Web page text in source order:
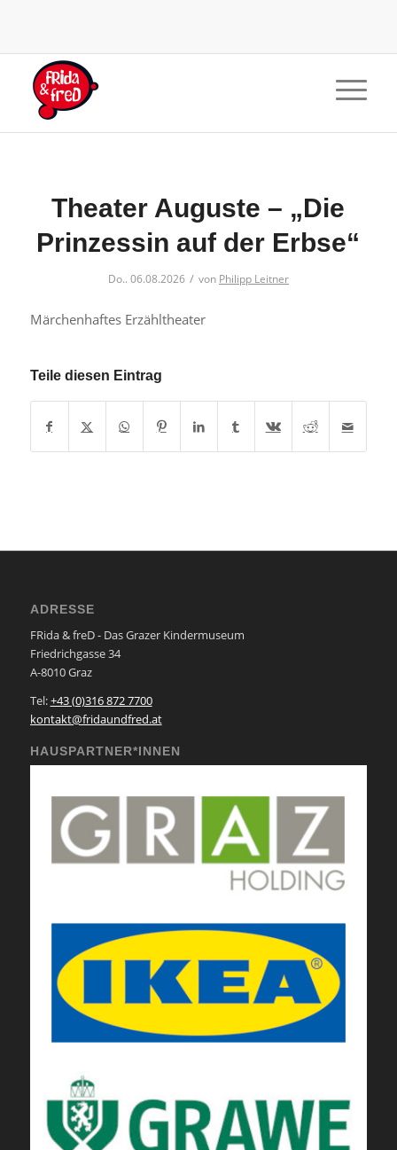
Theater Auguste – „Die
Prinzessin auf der Erbse“
Do.. 06.08.2026 / von Philipp Leitner
Märchenhaftes Erzähltheater
Teile diesen Eintrag
ADRESSE
FRida & freD - Das Grazer Kindermuseum
Friedrichgasse 34
A-8010 Graz
Tel:+43 (0)316 872 7700
kontakt@fridaundfred.at
HAUSPARTNER*INNEN